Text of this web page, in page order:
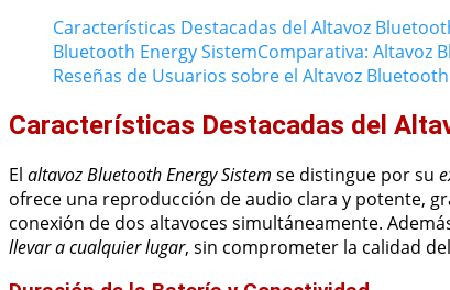
Características Destacadas del Altavoz
Bluetooth Energy SistemComparativa: Altavoz
Reseñas de Usuarios sobre el Altavoz
Características Destacadas del
El altavoz Bluetooth Energy Sistem se distingue por su
ofrece una reproducción de audio clara y potente,
conexión de dos altavoces simultáneamente.
llevar a cualquier lugar, sin comprometer la calidad